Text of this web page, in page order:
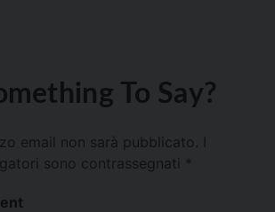
To Say?
email non sarà pubblicato.
sono contrassegnati *